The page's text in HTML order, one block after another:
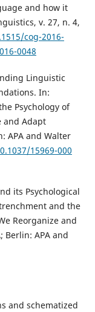
and how it
v. 27, n. 4,
cog-2016-
0048
Linguistic
In:
Psychology of
and Adapt
APA and Walter
15969-000
its Psychological
and the
Reorganize and
Berlin: APA and
and schematized